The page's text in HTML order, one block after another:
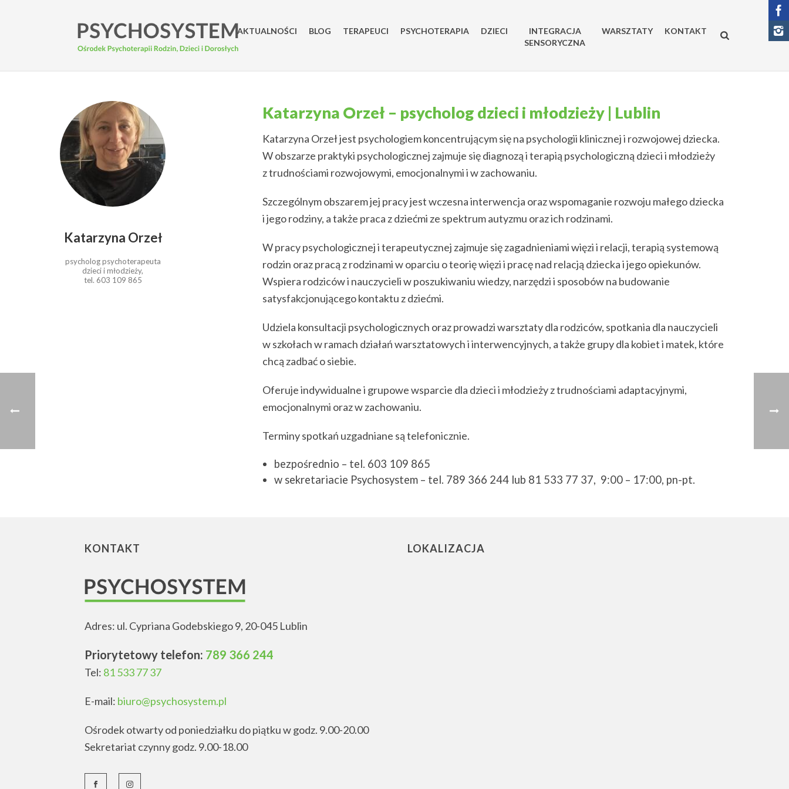
AKTUALNOŚCI BLOG TERAPEUCI PSYCHOTERAPIA DZIECI
INTEGRACJA
SENSORYCZNA
WARSZTATY KONTAKT
Katarzyna Orzeł
psycholog psychoterapeuta
dzieci i młodzieży,
tel. 603 109 865
Katarzyna Orzeł – psycholog dzieci i młodzieży | Lublin
Katarzyna Orzeł jest psychologiem koncentrującym się na psychologii klinicznej i rozwojowej dziecka.
W obszarze praktyki psychologicznej zajmuje się diagnozą i terapią psychologiczną dzieci i młodzieży
z trudnościami rozwojowymi, emocjonalnymi i w zachowaniu.
Szczególnym obszarem jej pracy jest wczesna interwencja oraz wspomaganie rozwoju małego dziecka
i jego rodziny, a także praca z dziećmi ze spektrum autyzmu oraz ich rodzinami.
W pracy psychologicznej i terapeutycznej zajmuje się zagadnieniami więzi i relacji, terapią systemową
rodzin oraz pracą z rodzinami w oparciu o teorię więzi i pracę nad relacją dziecka i jego opiekunów.
Wspiera rodziców i nauczycieli w poszukiwaniu wiedzy, narzędzi i sposobów na budowanie
satysfakcjonującego kontaktu z dziećmi.
Udziela konsultacji psychologicznych oraz prowadzi warsztaty dla rodziców, spotkania dla nauczycieli
w szkołach w ramach działań warsztatowych i interwencyjnych, a także grupy dla kobiet i matek, które
chcą zadbać o siebie.
Oferuje indywidualne i grupowe wsparcie dla dzieci i młodzieży z trudnościami adaptacyjnymi,
emocjonalnymi oraz w zachowaniu.
Terminy spotkań uzgadniane są telefonicznie.
bezpośrednio – tel. 603 109 865
w sekretariacie Psychosystem – tel. 789 366 244 lub 81 533 77 37, 9:00 – 17:00, pn-pt.
KONTAKT
Adres: ul. Cypriana Godebskiego 9, 20-045 Lublin
Priorytetowy telefon: 789 366 244
Tel: 81 533 77 37
E-mail: biuro@psychosystem.pl
Ośrodek otwarty od poniedziałku do piątku w godz. 9.00-20.00
Sekretariat czynny godz. 9.00-18.00
LOKALIZACJA